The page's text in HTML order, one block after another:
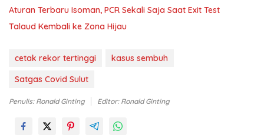
Aturan Terbaru Isoman, PCR Sekali Saja Saat Exit Test
Talaud Kembali ke Zona Hijau
cetak rekor tertinggi
kasus sembuh
Satgas Covid Sulut
Penulis: Ronald Ginting Editor: Ronald Ginting